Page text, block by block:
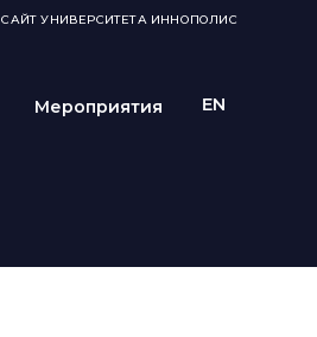
САЙТ УНИВЕРСИТЕТА ИННОПОЛИС
Мероприятия